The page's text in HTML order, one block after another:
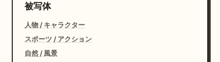
被写体
人物 / キャラクター
スポーツ / アクション
自然 / 風景